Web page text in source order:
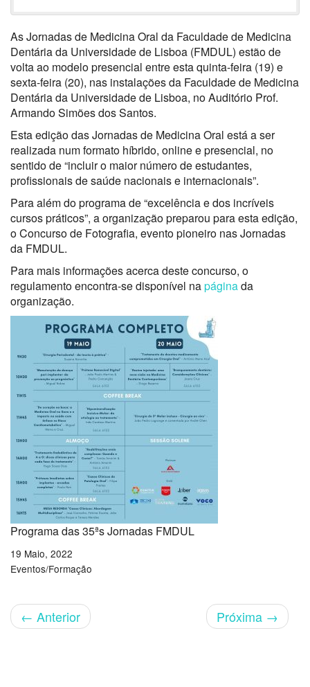
As Jornadas de Medicina Oral da Faculdade de Medicina
Dentária da Universidade de Lisboa (FMDUL) estão de
volta ao modelo presencial entre esta quinta-feira (19) e
sexta-feira (20), nas instalações da Faculdade de Medicina
Dentária da Universidade de Lisboa, no Auditório Prof.
Armando Simões dos Santos.
Esta edição das Jornadas de Medicina Oral está a ser
realizada num formato híbrido, online e presencial, no
sentido de “incluir o maior número de estudantes,
profissionais de saúde nacionais e internacionais”.
Para além do programa de “excelência e dos incríveis
cursos práticos”, a organização preparou para esta edição,
o Concurso de Fotografia, evento pioneiro nas Jornadas
da FMDUL.
Para mais informações acerca deste concurso, o
regulamento encontra-se disponível napáginada
organização.
Programa das 35ªs Jornadas FMDUL
19 Maio, 2022
Eventos/Formação
← Anterior Próxima →